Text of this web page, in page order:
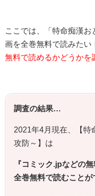
ここでは、「特命痴漢
画を全巻無料で読みたい
無料で読めるかどうかを
調査の結果…
2021年4月現在、【特
攻防～】は
『コミック.jpなどの
全巻無料で読むことが